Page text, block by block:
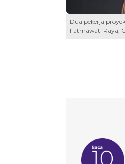
Dua pekerja
Fatmawati Raya,